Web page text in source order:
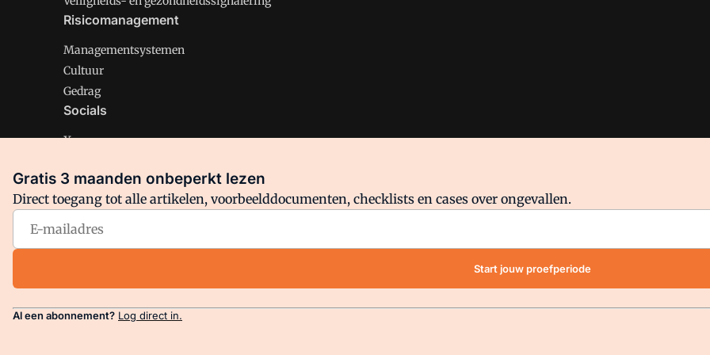
Risicomanagement
Managementsystemen
Cultuur
Gedrag
Socials
X
Facebook
Arbo is onderdeel van VMN media. Lees inons manifestwaar VMN media voor staat. Op gebruik van deze site zijn de
Gratis 3 maanden onbeperkt lezen
Direct toegang tot alle artikelen, voorbeelddocumenten, checklists en cases over ongevallen.
Start jouw proefperiode
Al een abonnement? Log direct in.